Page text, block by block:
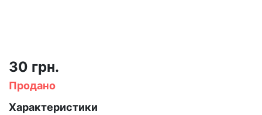
30 грн.
Продано
Характеристики